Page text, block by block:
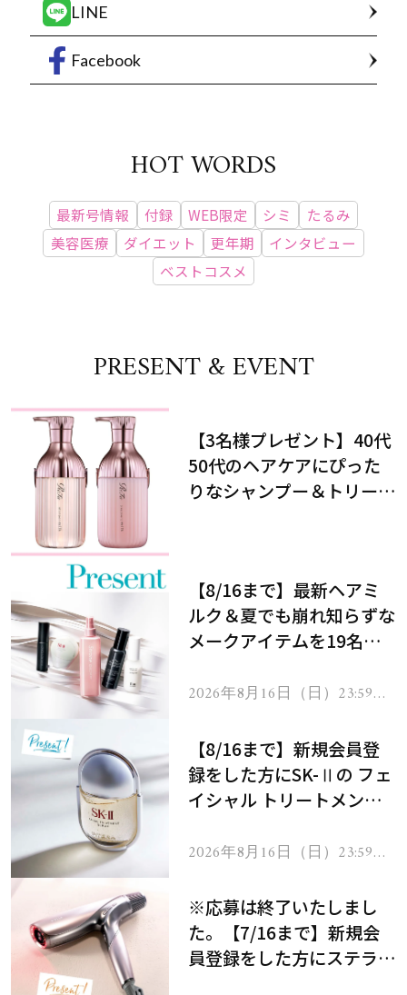
LINE
Facebook
HOT WORDS
最新号情報 付録 WEB限定 シミ
たるみ
美容医療
ダイエット 更年期
インタビュー
ベストコスメ
PRESENT & EVENT
【3名様プレゼント】40代
50代のヘアケアにぴった
りなシャンプー＆トリート
【8/16まで】最新ヘアミ
ルク＆夏でも崩れ知らずな
メークアイテムを19名様
2026年8月16日（日）23:59ま
【8/16まで】新規会員登
録をした方にSK-Ⅱの フェ
イシャル トリートメント
2026年8月16日（日）23:59ま
※応募は終了いたしまし
た。【7/16まで】新規会
員登録をした方にステラボ